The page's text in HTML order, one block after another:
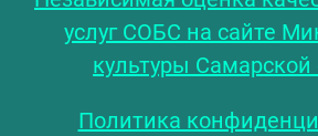
услуг СОБС на сайте
культуры Самарской
Политика